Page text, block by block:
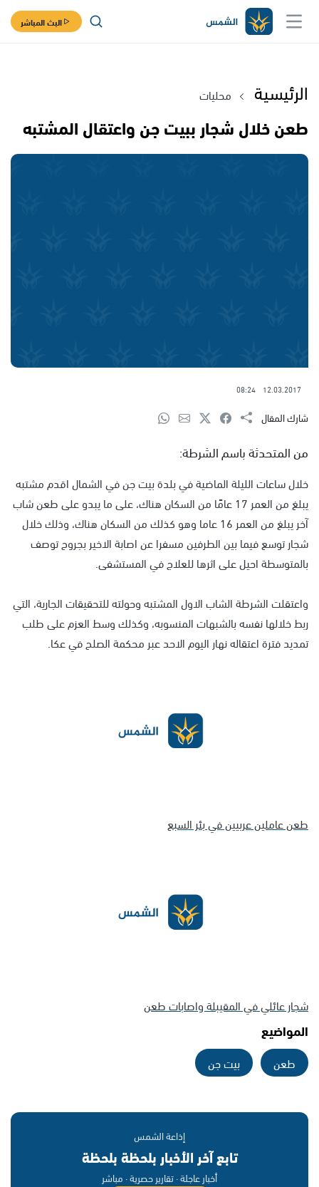
البث المباشر
الرئيسية محليات
طعن خلال شجار ببيت جن واعتقال المشتبه
12.03.2017
08:24
شارك المقال
من المتحدثة باسم الشرطة:
خلال ساعات الليلة الماضية في بلدة بيت جن في الشمال اقدم مشتبه
يبلغ من العمر 17 عامًا من السكان هناك، على ما يبدو على طعن شاب
آخر يبلغ من العمر 16 عاما وهو كذلك من السكان هناك، وذلك خلال
شجار توسع فيما بين الطرفين مسفرا عن اصابة الاخير بجروح توصف
بالمتوسطة احيل على اثرها للعلاج في المستشفى.
واعتقلت الشرطة الشاب الاول المشتبه وحولته للتحقيقات الجارية، التي
ربط خلالها نفسه بالشبهات المنسوبه، وكذلك وسط العزم على طلب
تمديد فترة اعتقاله نهار اليوم الاحد عبر محكمة الصلح في عكا.
طعن عاملين عربيين في بئر السبع
شجار عائلي في المقيبلة واصابات طعن
المواضيع
طعن بيت جن
إذاعة الشمس
تابع آخر الأخبار بلحظة بلحظة
أخبار عاجلة · تقارير حصرية · مباشر